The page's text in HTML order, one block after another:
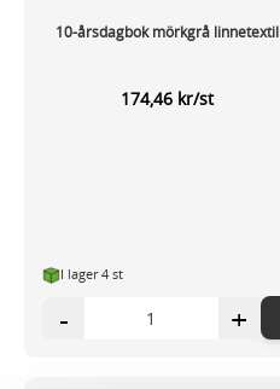
10-årsdagbok mörkgrå linnetextil
174,46 kr/st
I lager 4 st
- +